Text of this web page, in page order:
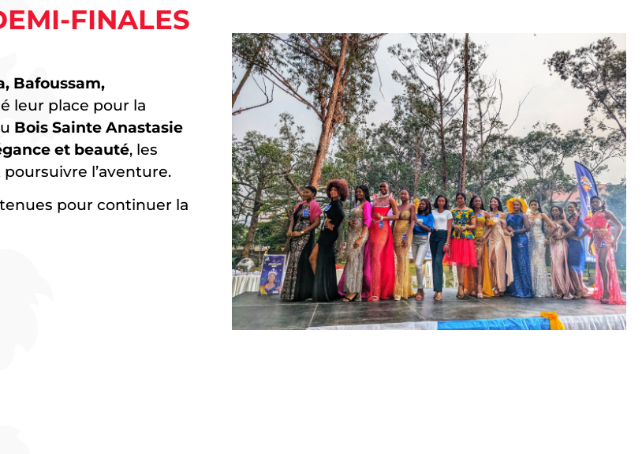
FINALES
Bafoussam,
leur place pour la
Bois Sainte Anastasie
et beauté, les
l’aventure.
pour continuer la